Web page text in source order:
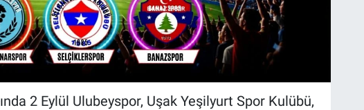
2 Eylül Ulubeyspor, Uşak Yeşilyurt Spor Kulübü,